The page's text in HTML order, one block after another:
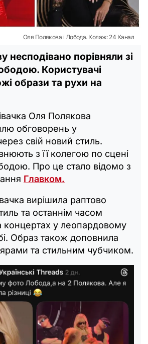
Оля Полякова і Лобода. Колаж: 24 Канал
несподівано порівняли зі
Користувачі
образи та рухи на
Оля Полякова
обговорень у
свій новий стиль.
з її колегою по сцені
Про це стало відомо з
Главком.
вирішила раптово
та останнім часом
концертах у леопардовому
Образ також доповнила
та стильним чубчиком.